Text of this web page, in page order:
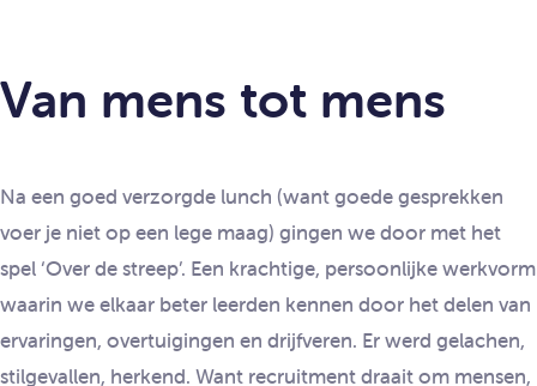
Van mens tot mens
Na een goed verzorgde lunch (want goede gesprekken
voer je niet op een lege maag) gingen we door met het
spel ‘Over de streep’. Een krachtige, persoonlijke werkvorm
waarin we elkaar beter leerden kennen door het delen van
ervaringen, overtuigingen en drijfveren. Er werd gelachen,
stilgevallen, herkend. Want recruitment draait om mensen,